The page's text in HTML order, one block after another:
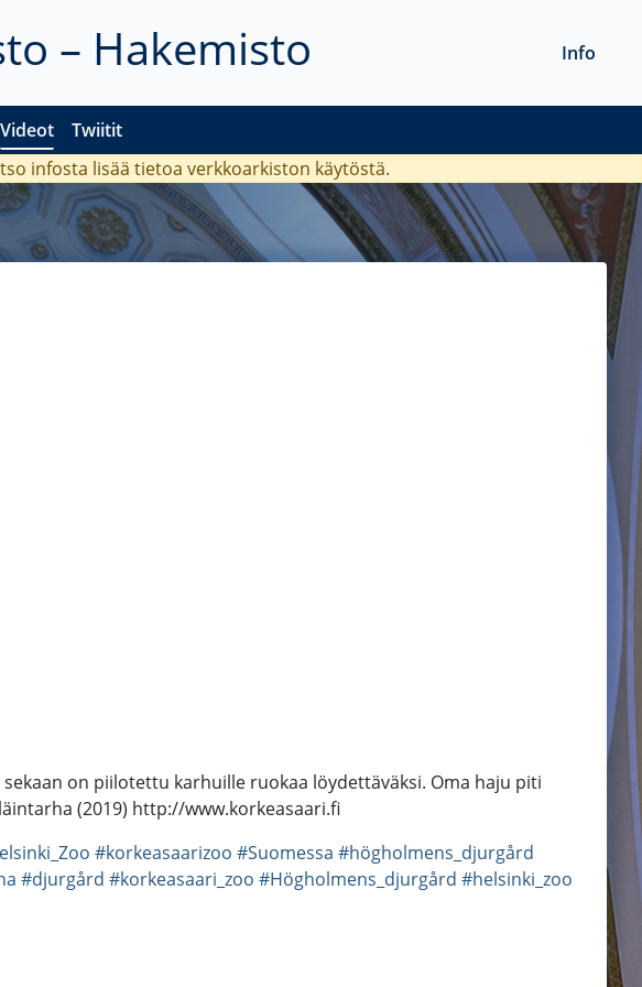
– Hakemisto
Videot Twiitit
Info
infosta lisää tietoa verkkoarkiston käytöstä.
on piilotettu karhuille ruokaa löydettäväksi. Oma haju piti
(2019) http://www.korkeasaari.fi
#korkeasaarizoo #Suomessa #högholmens_djurgård
#djurgård #korkeasaari_zoo #Högholmens_djurgård #helsinki_zoo